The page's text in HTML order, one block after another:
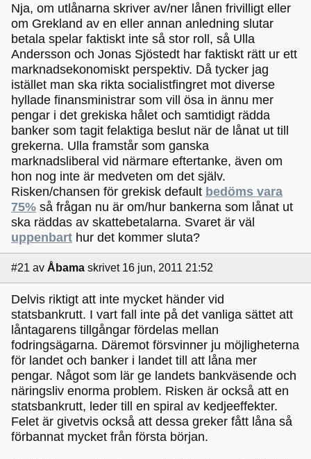
Nja, om utlånarna skriver av/ner lånen frivilligt eller
om Grekland av en eller annan anledning slutar
betala spelar faktiskt inte så stor roll, så Ulla
Andersson och Jonas Sjöstedt har faktiskt rätt ur ett
marknadsekonomiskt perspektiv. Då tycker jag
istället man ska rikta socialistfingret mot diverse
hyllade finansministrar som vill ösa in ännu mer
pengar i det grekiska hålet och samtidigt rädda
banker som tagit felaktiga beslut när de lånat ut till
grekerna. Ulla framstår som ganska
marknadsliberal vid närmare eftertanke, även om
hon nog inte är medveten om det själv.
Risken/chansen för grekisk default bedöms vara
75% så frågan nu är om/hur bankerna som lånat ut
ska räddas av skattebetalarna. Svaret är väl
uppenbart hur det kommer sluta?
#21 av Åbama skrivet 16 jun, 2011 21:52
Delvis riktigt att inte mycket händer vid
statsbankrutt. I vart fall inte på det vanliga sättet att
låntagarens tillgångar fördelas mellan
fodringsägarna. Däremot försvinner ju möjligheterna
för landet och banker i landet till att låna mer
pengar. Något som lär ge landets bankväsende och
näringsliv enorma problem. Risken är också att en
statsbankrutt, leder till en spiral av kedjeeffekter.
Felet är givetvis också att dessa greker fått låna så
förbannat mycket från första början.